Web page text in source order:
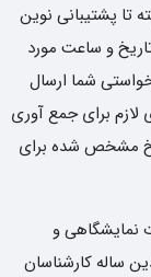
۸۸۹۱۴۲۷۱-۰۲۱ تماس گرفته تا پشتیبانی نوین
و ساعت مورد
شما ارسال
لازم برای جمع آوری
مشخص شده برای
نمایشگاهی و
ساله کارشناسان